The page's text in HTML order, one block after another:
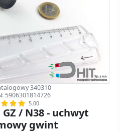
340310
5906301814726
5.00
GZ / N38 - uchwyt
gwint